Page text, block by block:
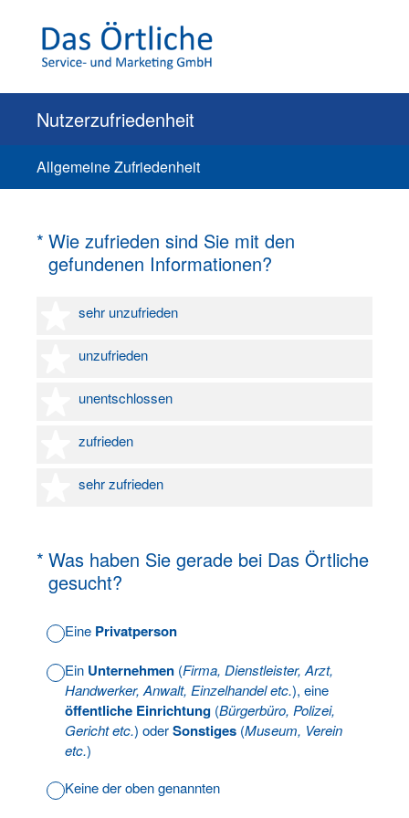
Nutzerzufriedenheit
Allgemeine Zufriedenheit
* Wie zufrieden sind Sie mit den
gefundenen Informationen?
(Erforderlich.)
sehr unzufrieden
1 Stern
unzufrieden
2 Sterne
unentschlossen
3 Sterne
zufrieden
4 Sterne
sehr zufrieden
5 Sterne
* Was haben Sie gerade bei Das Örtliche
gesucht?
(Erforderlich.)
Eine Privatperson
Ein Unternehmen (Firma, Dienstleister, Arzt,
Handwerker, Anwalt, Einzelhandel etc.), eine
öffentliche Einrichtung (Bürgerbüro, Polizei,
Gericht etc.) oderSonstiges (Museum, Verein
etc.)
Keine der oben genannten